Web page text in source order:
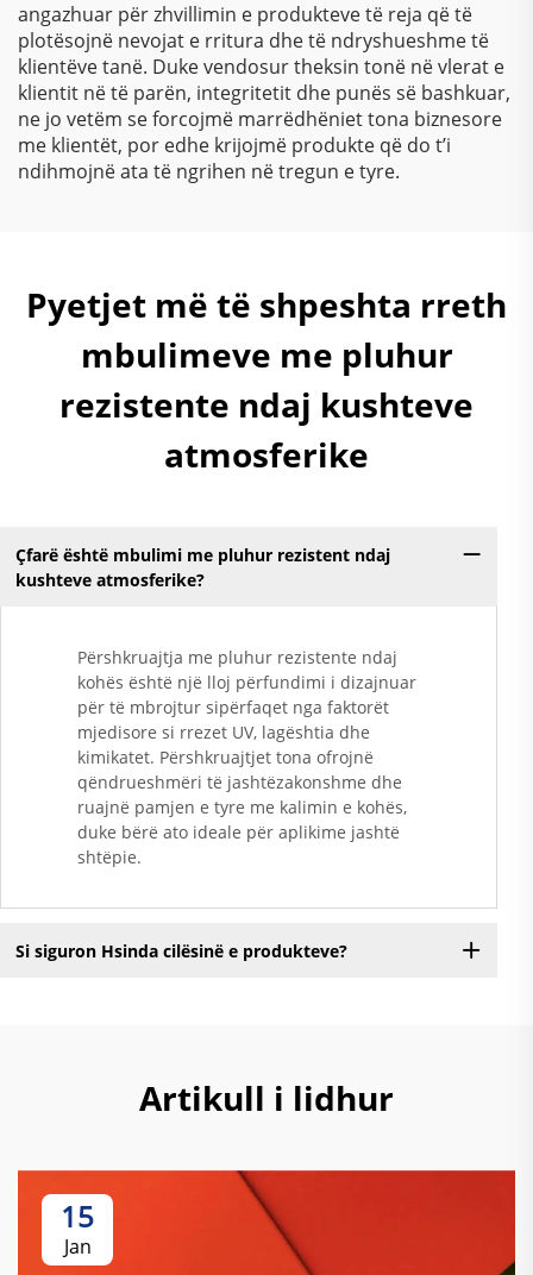
angazhuar për zhvillimin e produkteve të reja që të
plotësojnë nevojat e rritura dhe të ndryshueshme të
klientëve tanë. Duke vendosur theksin tonë në vlerat e
klientit në të parën, integritetit dhe punës së bashkuar,
ne jo vetëm se forcojmë marrëdhëniet tona biznesore
me klientët, por edhe krijojmë produkte që do t’i
ndihmojnë ata të ngrihen në tregun e tyre.
Pyetjet më të shpeshta rreth
mbulimeve me pluhur
rezistente ndaj kushteve
atmosferike
Çfarë është mbulimi me pluhur rezistent ndaj
kushteve atmosferike?
Përshkruajtja me pluhur rezistente ndaj
kohës është një lloj përfundimi i dizajnuar
për të mbrojtur sipërfaqet nga faktorët
mjedisore si rrezet UV, lagështia dhe
kimikatet. Përshkruajtjet tona ofrojnë
qëndrueshmëri të jashtëzakonshme dhe
ruajnë pamjen e tyre me kalimin e kohës,
duke bërë ato ideale për aplikime jashtë
shtëpie.
Si siguron Hsinda cilësinë e produkteve?
Artikull i lidhur
15
Jan